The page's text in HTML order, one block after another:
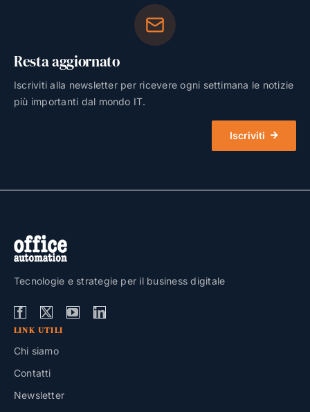
Resta aggiornato
Iscriviti alla newsletter per ricevere ogni settimana le notizie
più importanti dal mondo IT.
Iscriviti
Tecnologie e strategie per il business digitale
LINK UTILI
Chi siamo
Contatti
Newsletter